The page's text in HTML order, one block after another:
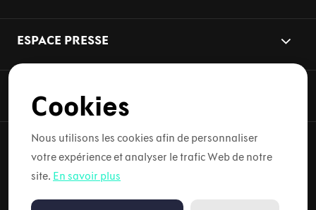
ESPACE PRESSE
Copyright © 2026 Lynk & Co. Tous droits réservés.
Conditions d'utilisation
Cookies
Nous utilisons les cookies afin de personnaliser
votre expérience et analyser le trafic Web de notre
site. En savoir plus